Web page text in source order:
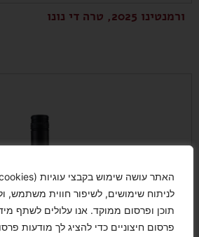
לניתוח שימושים, לשיפור חווית משתמש,
תוכן ופרסום ממוקד. אנו עלולים לשתף
פרסום חיצוניים כדי להציג לך מודעות
ורמנטינו 2025, טרה די נונו